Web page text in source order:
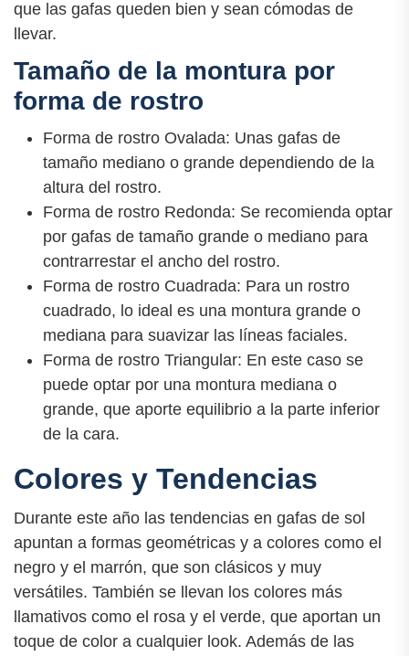
que las gafas queden bien y sean cómodas de
llevar.
Tamaño de la montura por
forma de rostro
Forma de rostro Ovalada: Unas gafas de
tamaño mediano o grande dependiendo de la
altura del rostro.
Forma de rostro Redonda: Se recomienda optar
por gafas de tamaño grande o mediano para
contrarrestar el ancho del rostro.
Forma de rostro Cuadrada: Para un rostro
cuadrado, lo ideal es una montura grande o
mediana para suavizar las líneas faciales.
Forma de rostro Triangular: En este caso se
puede optar por una montura mediana o
grande, que aporte equilibrio a la parte inferior
de la cara.
Colores y Tendencias
Durante este año las tendencias en gafas de sol
apuntan a formas geométricas y a colores como el
negro y el marrón, que son clásicos y muy
versátiles. También se llevan los colores más
llamativos como el rosa y el verde, que aportan un
toque de color a cualquier look. Además de las